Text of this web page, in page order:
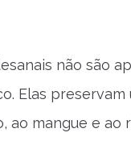
não são
Elas
ao mangue e